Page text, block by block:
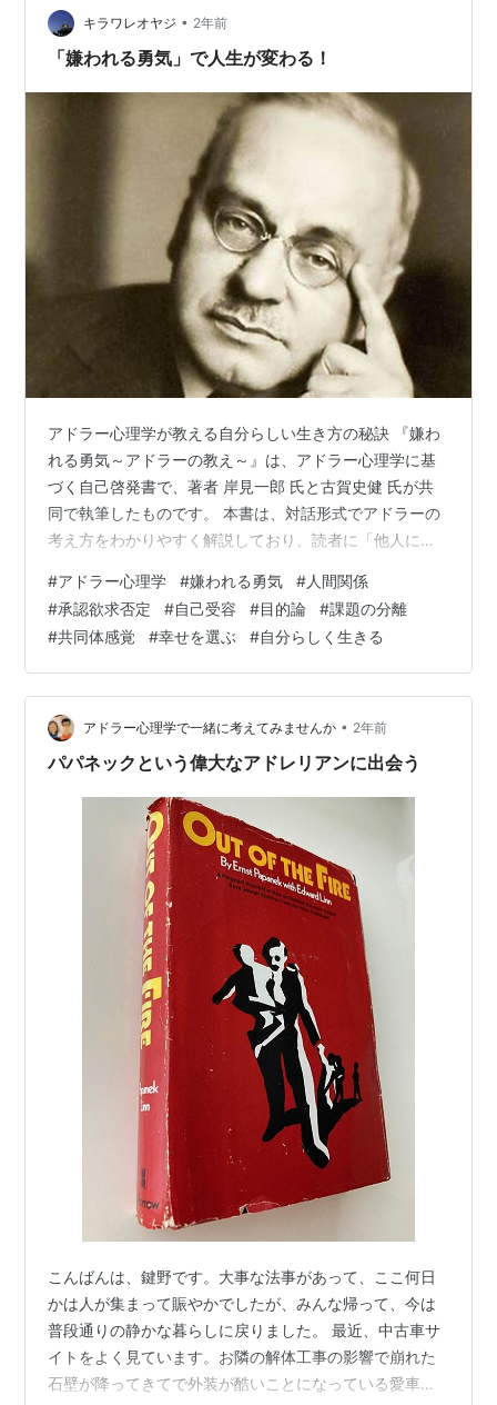
への第一歩 50 代以降、多く…
キラワレオヤジ • 2年前
「嫌われる勇気」で人生が変わる！
アドラー心理学が教える自分らしい生き方の秘訣 『嫌わ
れる勇気～アドラーの教え～』は、アドラー心理学に基
づく自己啓発書で、著者 岸見一郎 氏と古賀史健 氏が共
同で執筆したものです。 本書は、対話形式でアドラーの
考え方をわかりやすく解説しており、読者に「他人にど
えています。 以下はその要約です。 １．アドラー心理学
の基本理念 アドラー心理学は、「人は自分の力で幸せを
選べる」と考えます。 人は過去の経験や環境に囚われる
ことなく、現在の自分の行動と考え方を変えることで未
来を切り開くことができるという立場です。 この考え方
を基に、他人の期待や評価に縛られ…
#アドラー心理学 #嫌われる勇気 #人間関係
#承認欲求否定 #自己受容 #目的論 #課題の分離
#共同体感覚 #幸せを選ぶ #自分らしく生きる
アドラー心理学で一緒に考えてみませんか • 2年前
パパネックという偉大なアドレリアンに出会う
こんばんは、鍵野です。大事な法事があって、ここ何日
かは人が集まって賑やかでしたが、みんな帰って、今は
普段通りの静かな暮らしに戻りました。 最近、中古車サ
イトをよく見ています。お隣の解体工事の影響で崩れた
石壁が降ってきてで外装が酷いことになっている愛車の